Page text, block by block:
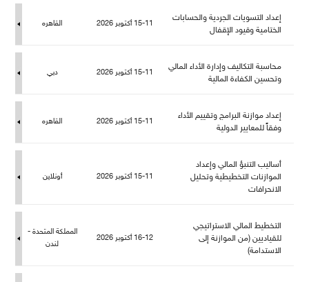
إعداد التسويات الجردية والحسابات
الختامية وقيود الإقفا
15-11 أكتوبر 2026 القاهره
حاسبة التكاليف وإدارة الأداء المالي
وتحسين الكفاءة المالية
15-11 أكتوبر 2026 دبي
إعداد موازنة البرامج وتقييم الأداء
وفقاً للمعايير الدولية
15-11 أكتوبر 2026 القاهره
أساليب التنبؤ المالي وإعداد
الموازنات التخطيطية وتحلي
الانحرافات
15-11 أكتوبر 2026 أونلاين
التخطيط المالي الاستراتيجي
قياديين (من الموازنة إلى
الاستدامة)
16-12 أكتوبر 2026
المملكة المتحدة -
ندن